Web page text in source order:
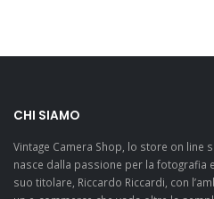
CHI SIAMO
Vintage Camera Shop, lo store on line
nasce dalla passione per la fotografia
suo titolare, Riccardo Riccardi, con